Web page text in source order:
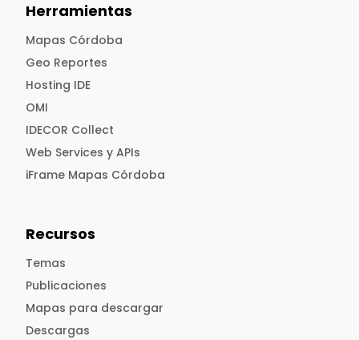
Herramientas
Mapas Córdoba
Geo Reportes
Hosting IDE
OMI
IDECOR Collect
Web Services y APIs
iFrame Mapas Córdoba
Recursos
Temas
Publicaciones
Mapas para descargar
Descargas